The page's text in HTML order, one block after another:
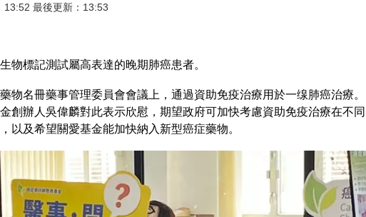
13:52 最後更新：13:53
物標記測試屬高表達的晚期肺癌患者。
物名冊藥事管理委員會會議上，通過資助免疫治療用於一缐肺癌治療。
創辦人吳偉麟對此表示欣慰，期望政府可加快考慮資助免疫治療在不同
以及希望關愛基金能加快納入新型癌症藥物。